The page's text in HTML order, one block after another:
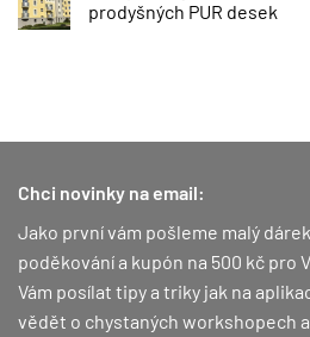
prodyšných PUR desek
Chci novinky na email:
Jako první vám pošleme malý
poděkování a kupón na 500 kč pro
Vám posílat tipy a triky jak na
vědět o chystaných workshopech